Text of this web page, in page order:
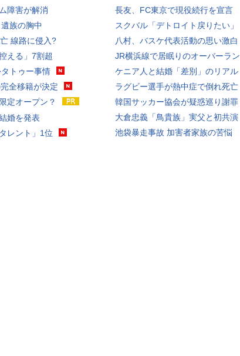
障害が解消
族の胸中
線路に侵入?
える」7割超
トゥー事情
全移籍が決定
定オープン？
婚を発表
レント」1位
長友、FC東京で現役続行を宣言
スクバル「デトロイト戻りたい」
八村、バスケ代表活動の思い激白
JR横浜線で居眠りのオーバーラン
ケニア人と結婚「差別」のリアル
ラグビー選手が熱中症で倒れ死亡
韓国サッカー協会が疑惑巡り謝罪
大倉忠義「鳥貴族」実父と初共演
池袋暴走事故 加害者家族の苦悩